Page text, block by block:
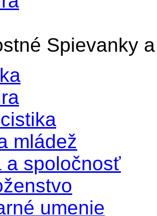
Spievanky
mládež
a spoločnosť
umenie